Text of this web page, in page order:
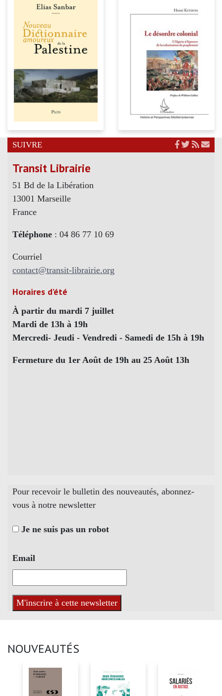
SUIVRE
Transit Librairie
51 Bd de la Libération
13001 Marseille
France
Téléphone : 04 86 77 10 69
Courriel
contact@transit-librairie.org
Horaires d’été
À partir du mardi 7 juillet
Mardi de 13h à 19h
Mercredi- Jeudi - Vendredi - Samedi de 15h à 19h
Fermeture du 1er Août de 19h au 25 Août 13h
Pour recevoir le bulletin des nouveautés, abonnez-
vous à notre newsletter
Je ne suis pas un robot
Email
NOUVEAUTÉS